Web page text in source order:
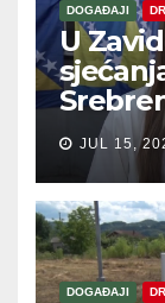
DOGAĐAJI
U
JUL 15,
DOGAĐAJI